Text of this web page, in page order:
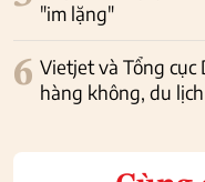
"im lặng"
6 Vietjet và Tổng cục
hàng không, du